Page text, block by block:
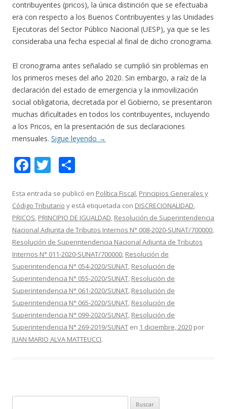
contribuyentes (pricos), la única distinción que se efectuaba
era con respecto a los Buenos Contribuyentes y las Unidades
Ejecutoras del Sector Público Nacional (UESP), ya que se les
consideraba una fecha especial al final de dicho cronograma.
El cronograma antes señalado se cumplió sin problemas en
los primeros meses del año 2020. Sin embargo, a raíz de la
declaración del estado de emergencia y la inmovilización
social obligatoria, decretada por el Gobierno, se presentaron
muchas dificultades en todos los contribuyentes, incluyendo
a los Pricos, en la presentación de sus declaraciones
mensuales. Sigue leyendo →
F
e
b
o
o
k
T
itt
er
m
p
ar
ti
r
Esta entrada se publicó en Política Fiscal, Principios Generales y
Código Tributario y está etiquetada con DISCRECIONALIDAD,
PRICOS, PRINCIPIO DE IGUALDAD, Resolución de Superintendencia
Nacional Adjunta de Tributos Internos N° 008-2020-SUNAT/700000,
Resolución de Superintendencia Nacional Adjunta de Tributos
Internos N° 011-2020-SUNAT/700000, Resolución de
Superintendencia N° 054-2020/SUNAT, Resolución de
Superintendencia N° 055-2020/SUNAT, Resolución de
Superintendencia N° 061-2020/SUNAT, Resolución de
Superintendencia N° 065-2020/SUNAT, Resolución de
Superintendencia N° 099-2020/SUNAT, Resolución de
Superintendencia N° 269-2019/SUNAT en 1 diciembre, 2020 por
JUAN MARIO ALVA MATTEUCCI.